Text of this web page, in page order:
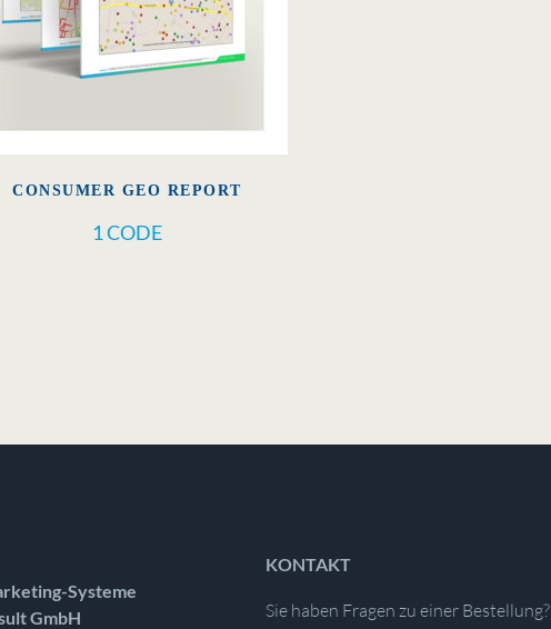
CONSUMER GEO REPORT
1 CODE
Systeme
GmbH
KONTAKT
Sie haben Fragen zu einer Bestellung?